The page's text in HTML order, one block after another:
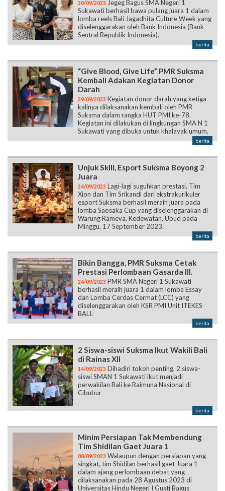
30/09/2023 Jegeg Bagus SMA Negeri 1
Sukawati berhasil bawa pulang juara 1 dalam
lomba reels Bali Jagadhita Culture Week yang
diselenggarakan oleh Bank Indonesia (Bank
Sentral Republik Indonesia).
berita
“Give Blood, Give Life” PMR Suksma
Kembali Adakan Kegiatan Donor
Darah
29/09/2023 Kegiatan donor darah yang ketiga
kalinya dilaksanakan kembali oleh PMR
Suksma dalam rangka HUT PMI ke-78.
Kegiatan ini dilakukan di lingkungan SMA N 1
Sukawati yang dibuka untuk khalayak umum.
berita
Unjuk Skill, Esport Suksma Boyong 2
Juara
24/09/2023 Lagi-lagi suguhkan prestasi, Tim
Xion dan Tim Srikandi dari ekstrakurikuler
esport Suksma berhasil meraih juara pada
lomba Saosaka Cup yang diselenggarakan di
Warung Rameva, Kedewatan, Ubud pada
Minggu, 17 September 2023.
berita
Bikin Bangga, PMR Suksma Cetak
Prestasi Perlombaan Gasarda III.
24/09/2023 PMR SMA Negeri 1 Sukawati
berhasil meraih juara 1 dalam lomba Essay
dan Lomba Cerdas Cermat (LCC) yang
diselenggarakan oleh KSR PMI Unit ITEKES
BALI.
berita
2 Siswa-siswi Suksma Ikut Wakili Bali
di Rainas XII
14/09/2023 Dihadiri tokoh penting, 2 siswa-
siswi SMAN 1 Sukawati ikut menjadi
perwakilan Bali ke Raimuna Nasional di
Cibubur
berita
Minim Persiapan Tak Membendung
Tim Shidilan Gaet Juara 1
08/09/2023 Walaupun dengan persiapan yang
singkat, tim Shidilan berhasil gaet Juara 1
dalam ajang perlombaan debat yang
dilaksanakan pada 28 Agustus 2023 di
Universitas Hindu Negeri I Gusti Bagus